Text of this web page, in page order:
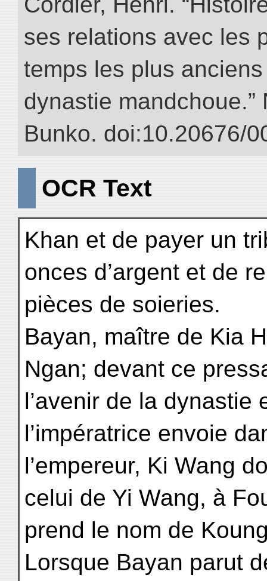
ses relations avec les
temps les plus
dynastie mandchoue.”
Bunko. doi:10.20676/
OCR Text
Khan et de payer un
onces d’argent et de
pièces de soieries.
Bayan, maître de Kia
Ngan; devant ce
l’avenir de la dynastie
l’impératrice envoie
l’empereur, Ki Wang
celui de Yi Wang, à
prend le nom de
Lorsque Bayan parut